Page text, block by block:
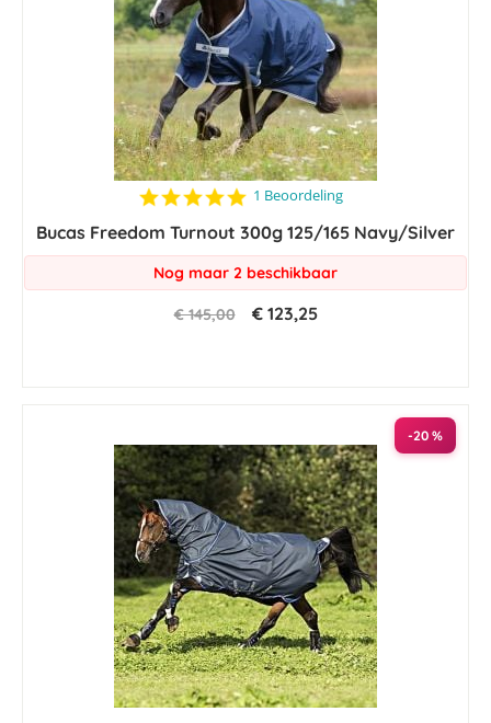
5.0
rating
1 Beoordeling
Bucas Freedom Turnout 300g 125/165 Navy/Silver
Nog maar 2 beschikbaar
€ 145,00 € 123,25
-20 %